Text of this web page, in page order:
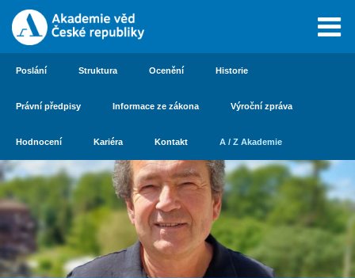
Poslání Struktura Ocenění Historie
Právní předpisy Informace ze zákona Výroční zpráva
Hodnocení Kariéra Kontakt A / Z Akademie